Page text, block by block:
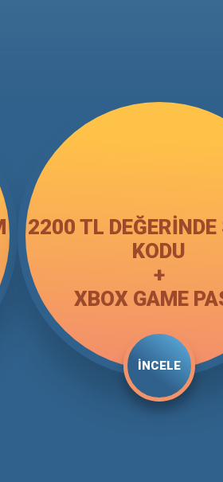
2200 TL
KODU
+
XBOX GAME
İNCELE